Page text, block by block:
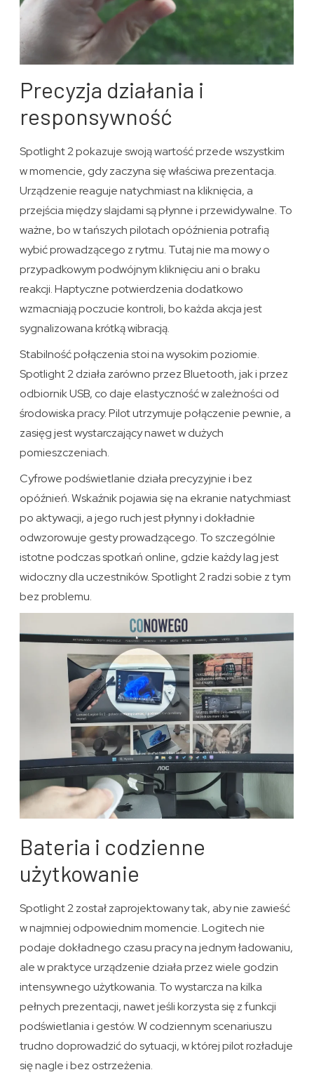
Precyzja działania i
responsywność
Spotlight 2 pokazuje swoją wartość przede wszystkim
w momencie, gdy zaczyna się właściwa prezentacja.
Urządzenie reaguje natychmiast na kliknięcia, a
przejścia między slajdami są płynne i przewidywalne. To
ważne, bo w tańszych pilotach opóźnienia potrafią
wybić prowadzącego z rytmu. Tutaj nie ma mowy o
przypadkowym podwójnym kliknięciu ani o braku
reakcji. Haptyczne potwierdzenia dodatkowo
wzmacniają poczucie kontroli, bo każda akcja jest
sygnalizowana krótką wibracją.
Stabilność połączenia stoi na wysokim poziomie.
Spotlight 2 działa zarówno przez Bluetooth, jak i przez
odbiornik USB, co daje elastyczność w zależności od
środowiska pracy. Pilot utrzymuje połączenie pewnie, a
zasięg jest wystarczający nawet w dużych
pomieszczeniach.
Cyfrowe podświetlanie działa precyzyjnie i bez
opóźnień. Wskaźnik pojawia się na ekranie natychmiast
po aktywacji, a jego ruch jest płynny i dokładnie
odwzorowuje gesty prowadzącego. To szczególnie
istotne podczas spotkań online, gdzie każdy lag jest
widoczny dla uczestników. Spotlight 2 radzi sobie z tym
bez problemu.
Bateria i codzienne
użytkowanie
Spotlight 2 został zaprojektowany tak, aby nie zawieść
w najmniej odpowiednim momencie. Logitech nie
podaje dokładnego czasu pracy na jednym ładowaniu,
ale w praktyce urządzenie działa przez wiele godzin
intensywnego użytkowania. To wystarcza na kilka
pełnych prezentacji, nawet jeśli korzysta się z funkcji
podświetlania i gestów. W codziennym scenariuszu
trudno doprowadzić do sytuacji, w której pilot rozładuje
się nagle i bez ostrzeżenia.